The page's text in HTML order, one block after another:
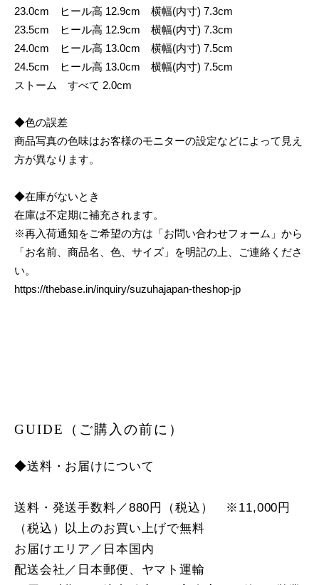
23.0cm ヒール高 12.9cm 横幅(内寸) 7.3cm
23.5cm ヒール高 12.9cm 横幅(内寸) 7.3cm
24.0cm ヒール高 13.0cm 横幅(内寸) 7.5cm
24.5cm ヒール高 13.0cm 横幅(内寸) 7.5cm
ストーム すべて 2.0cm
◆色の誤差
商品写真の色味はお客様のモニターの設定などによって見え
方が異なります。
◆在庫がないとき
在庫は不定期に補充されます。
※再入荷通知をご希望の方は「お問い合わせフォーム」から
「お名前、商品名、色、サイズ」を明記の上、ご連絡くださ
い。
https://thebase.in/inquiry/suzuhajapan-theshop-jp
GUIDE（ご購入の前に）
◆送料・お届けについて
送料・発送手数料／880円（税込） ※11,000円
（税込）以上のお買い上げで無料
お届けエリア／日本国内
配送会社／日本郵便、ヤマト運輸